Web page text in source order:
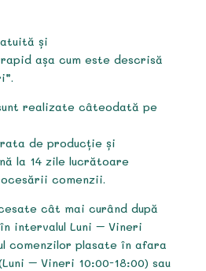
și
așa cum este descrisă
realizate câteodată pe
de producție și
la 14 zile lucrătoare
comenzii.
cât mai curând după
intervalul Luni – Vineri
comenzilor plasate în afara
– Vineri 10:00-18:00) sau